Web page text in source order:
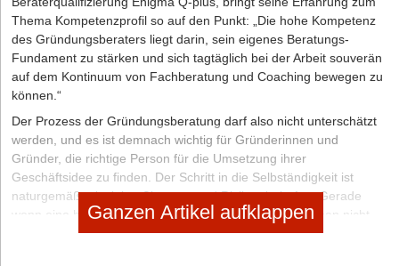
Thema Kompetenzprofil so auf den Punkt: „Die hohe Kompetenz
des Gründungsberaters liegt da­rin, sein eigenes Beratungs-
Fundament zu stärken und sich tagtäglich bei der Arbeit souverän
auf dem Kontinuum von Fachberatung und Coaching bewegen zu
können.“
Der Prozess der Gründungsberatung darf also nicht unterschätzt
werden, und es ist demnach wichtig für Gründerinnen und
Gründer, die richtige Person für die Umsetzung ihrer
Geschäftsidee zu finden. Der Schritt in die Selbständigkeit ist
naturgemäß mit vielen Chancen und Risiken behaftet. Gerade
wenn eine hohe Investitionssumme im Spiel ist, sollte man nicht
leichtfertig den Berater wählen. Doch welche Strategie hilft bei der
Ganzen Artikel aufklappen